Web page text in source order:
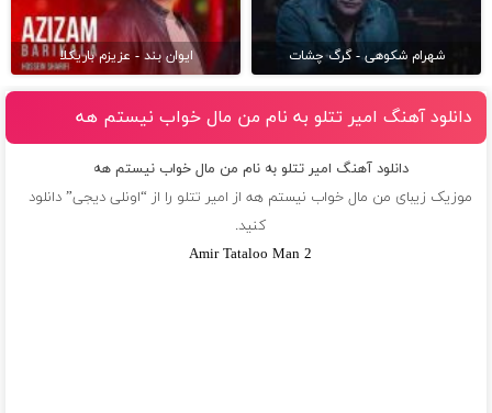
شهرام شکوهی - گرگ چشات ایوان بند - عزیزم باریکلا
دانلود آهنگ امیر تتلو به نام من مال خواب نيستم هه
دانلود آهنگ امیر تتلو به نام من مال خواب نيستم هه
موزیک زیبای من مال خواب نيستم هه از امیر تتلو را از “اونلی دیجی” دانلود
کنید.
Amir Tataloo Man 2